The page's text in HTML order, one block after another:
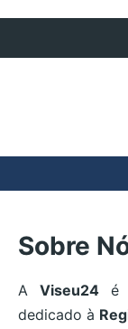
Sobre
AViseu24
é
dedicado à